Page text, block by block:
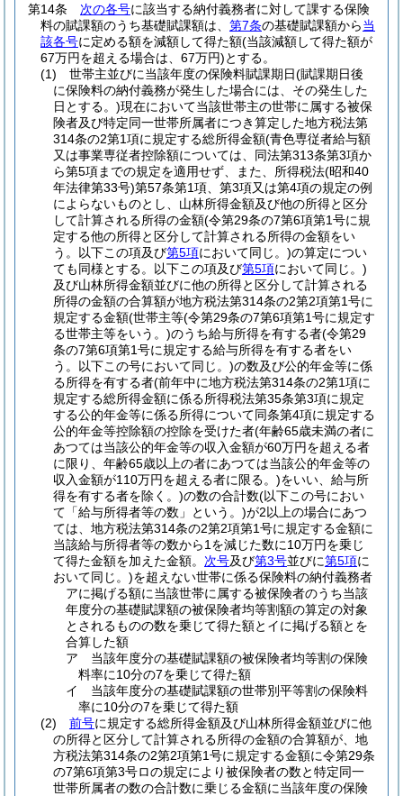
第14条 次の各号に該当する納付義務者に対して課する保険
料の賦課額のうち基礎賦課額は、 第7条の基礎賦課額から当
該各号に定める額を減額して得た額(当該減額して得た額が
67万円を超える場合は、67万円)とする。
(1)
世帯主並びに当該年度の保険料賦課期日(賦課期日後
に保険料の納付義務が発生した場合には、その発生した
日とする。)現在において当該世帯主の世帯に属する被保
険者及び特定同一世帯所属者につき算定した地方税法第
314条の2第1項に規定する総所得金額(青色専従者給与額
又は事業専従者控除額については、同法第313条第3項か
ら第5項までの規定を適用せず、また、所得税法(昭和40
年法律第33号)第57条第1項、第3項又は第4項の規定の例
によらないものとし、山林所得金額及び他の所得と区分
して計算される所得の金額(令第29条の7第6項第1号に規
定する他の所得と区分して計算される所得の金額をい
う。以下この項及び第5項において同じ。)の算定につい
ても同様とする。以下この項及び第5項において同じ。)
及び山林所得金額並びに他の所得と区分して計算される
所得の金額の合算額が地方税法第314条の2第2項第1号に
規定する金額(世帯主等(令第29条の7第6項第1号に規定す
る世帯主等をいう。)のうち給与所得を有する者(令第29
条の7第6項第1号に規定する給与所得を有する者をい
う。以下この号において同じ。)の数及び公的年金等に係
る所得を有する者(前年中に地方税法第314条の2第1項に
規定する総所得金額に係る所得税法第35条第3項に規定
する公的年金等に係る所得について同条第4項に規定する
公的年金等控除額の控除を受けた者(年齢65歳未満の者に
あつては当該公的年金等の収入金額が60万円を超える者
に限り、年齢65歳以上の者にあつては当該公的年金等の
収入金額が110万円を超える者に限る。)をいい、給与所
得を有する者を除く。)の数の合計数(以下この号におい
て「給与所得者等の数」という。)が2以上の場合にあつ
ては、地方税法第314条の2第2項第1号に規定する金額に
当該給与所得者等の数から1を減じた数に10万円を乗じ
て得た金額を加えた金額。 次号及び第3号並びに第5項に
おいて同じ。)を超えない世帯に係る保険料の納付義務者
アに掲げる額に当該世帯に属する被保険者のうち当該
年度分の基礎賦課額の被保険者均等割額の算定の対象
とされるものの数を乗じて得た額とイに掲げる額とを
合算した額
ア 当該年度分の基礎賦課額の被保険者均等割の保険
料率に10分の7を乗じて得た額
イ 当該年度分の基礎賦課額の世帯別平等割の保険料
率に10分の7を乗じて得た額
(2)
前号に規定する総所得金額及び山林所得金額並びに他
の所得と区分して計算される所得の金額の合算額が、地
方税法第314条の2第2項第1号に規定する金額に令第29条
の7第6項第3号ロの規定により被保険者の数と特定同一
世帯所属者の数の合計数に乗じる金額に当該年度の保険